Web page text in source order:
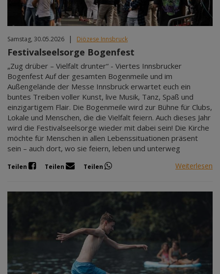
Samstag, 30.05.2026 | Diözese Innsbruck
Festivalseelsorge Bogenfest
„Zug drüber – Vielfalt drunter“ - Viertes Innsbrucker
Bogenfest Auf der gesamten Bogenmeile und im
Außengelände der Messe Innsbruck erwartet euch ein
buntes Treiben voller Kunst, live Musik, Tanz, Spaß und
einzigartigem Flair. Die Bogenmeile wird zur Bühne für Clubs,
Lokale und Menschen, die die Vielfalt feiern. Auch dieses Jahr
wird die Festivalseelsorge wieder mit dabei sein! Die Kirche
möchte für Menschen in allen Lebenssituationen präsent
sein – auch dort, wo sie feiern, leben und unterweg
Teilen Teilen Teilen Weiterlesen